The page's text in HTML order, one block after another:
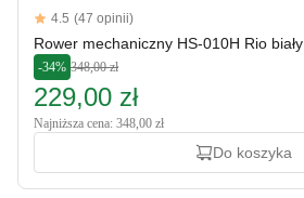
Reviews
4.5 out of 5 stars
4.5 (47 opinii)
Rower mechaniczny HS-010H Rio biały
-34% 348,00 zł
229,00 zł
Najniższa cena: 348,00 zł
Do koszyka